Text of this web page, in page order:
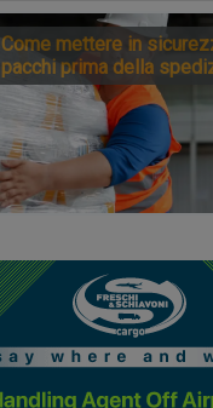
Come mettere in
pacchi prima della